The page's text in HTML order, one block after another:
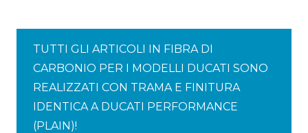
TUTTI GLI ARTICOLI IN FIBRA DI
CARBONIO PER I MODELLI DUCATI SONO
REALIZZATI CON TRAMA E FINITURA
IDENTICA A DUCATI PERFORMANCE
(PLAIN)!